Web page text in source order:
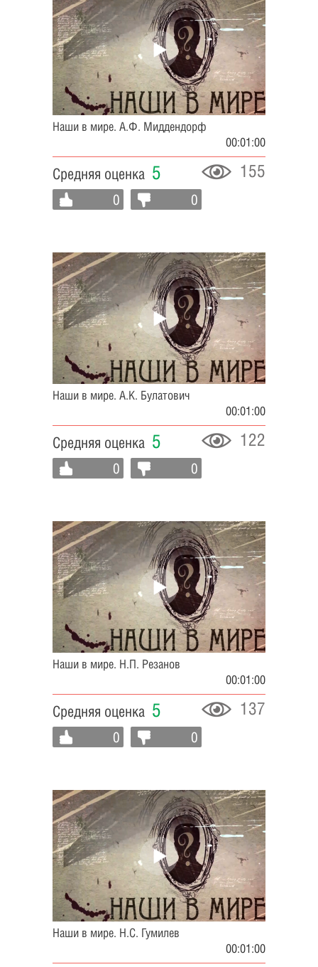
Наши в мире. А.Ф. Миддендорф
00:01:00
Средняя оценка 5 155
0 0
Наши в мире. А.К. Булатович
00:01:00
Средняя оценка 5 122
0 0
Наши в мире. Н.П. Резанов
00:01:00
Средняя оценка 5 137
0 0
Наши в мире. Н.С. Гумилев
00:01:00